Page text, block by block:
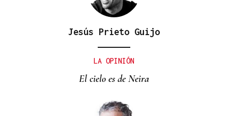
Jesús Prieto Guijo
LA OPINIÓN
El cielo es de Neira